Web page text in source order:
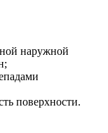
наружной
поверхности.